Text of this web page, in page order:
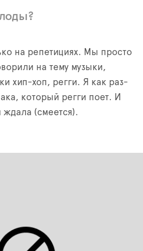
на репетициях. Мы просто
на тему музыки,
хип-хоп, регги. Я как раз-
который регги поет. И
(смеется).